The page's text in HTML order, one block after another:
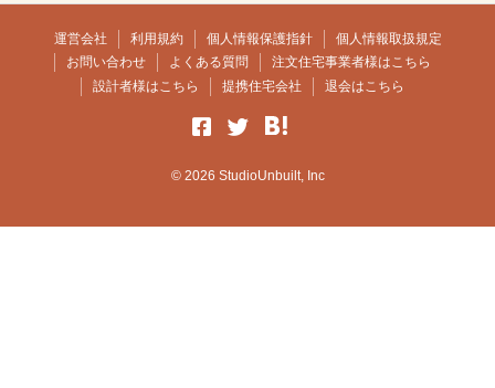
運営会社 利用規約 個人情報保護指針
個人情報取扱規定
お問い合わせ
よくある質問
注文住宅事業者様はこちら
設計者様はこちら
提携住宅会社 退会はこちら
© 2026 StudioUnbuilt, Inc